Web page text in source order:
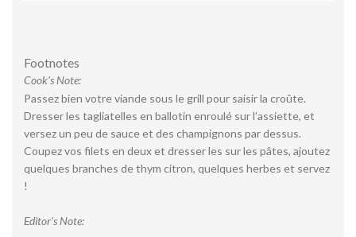
Footnotes
Cook's Note:
Passez bien votre viande sous le grill pour saisir la croûte.
Dresser les tagliatelles en ballotin enroulé sur l’assiette, et
versez un peu de sauce et des champignons par dessus.
Coupez vos filets en deux et dresser les sur les pâtes, ajoutez
quelques branches de thym citron, quelques herbes et servez
!
Editor's Note: